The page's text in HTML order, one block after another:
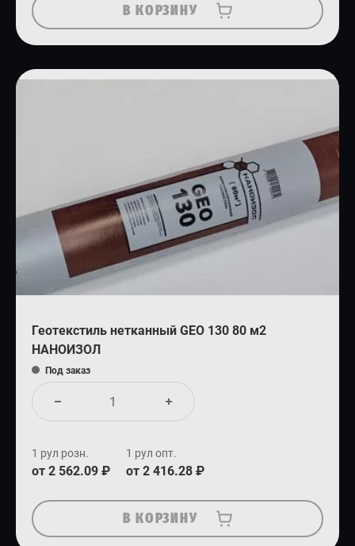
В КОРЗИНУ
Геотекстиль нетканный GEO 130 80 м2
НАНОИЗОЛ
Под заказ
1 рул розн.
от 2 562.09 ₽
1 рул опт.
от 2 416.28 ₽
В КОРЗИНУ